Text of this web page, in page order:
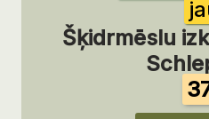
Šķidrmēslu